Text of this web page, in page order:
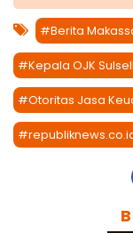
#Berita
#Kepala OJK
#Otoritas Jasa